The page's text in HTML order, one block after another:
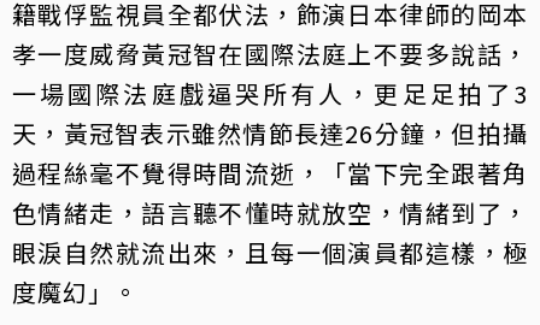
籍戰俘監視員全都伏法，飾演日本律師的岡本
孝一度威脅黃冠智在國際法庭上不要多說話，
一場國際法庭戲逼哭所有人，更足足拍了3
天，黃冠智表示雖然情節長達26分鐘，但拍攝
過程絲毫不覺得時間流逝，「當下完全跟著角
色情緒走，語言聽不懂時就放空，情緒到了，
眼淚自然就流出來，且每一個演員都這樣，極
度魔幻」。